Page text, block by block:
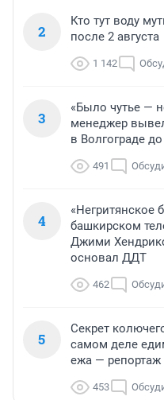
2
Кто тут воду
после 2 августа
1 142
3
«Было чутье —
менеджер
в Волгограде
491
4
«Негритянское
башкирском
Джими
основал ДДТ
462
5
Секрет
самом деле
ежа — репортаж
453